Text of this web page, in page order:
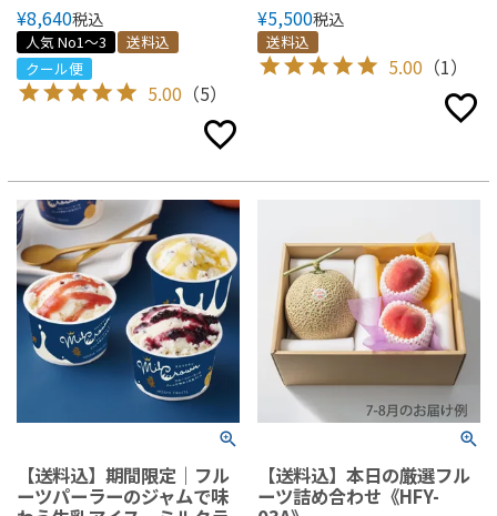
¥8,640税込
人気 No1～3
送料込
クール便
5.00 （5）
¥5,500税込
送料込
5.00 （1）
【送料込】期間限定｜フル
ーツパーラーのジャムで味
【送料込】本日の厳選フル
ーツ詰め合わせ《HFY-